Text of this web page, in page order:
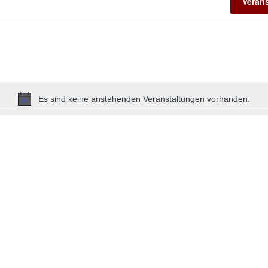
Hinweis
Es sind keine anstehenden Veranstaltungen vorhanden.